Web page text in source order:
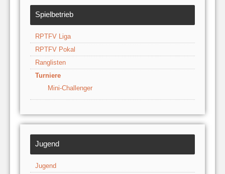
Spielbetrieb
RPTFV Liga
RPTFV Pokal
Ranglisten
Turniere
Mini-Challenger
Jugend
Jugend